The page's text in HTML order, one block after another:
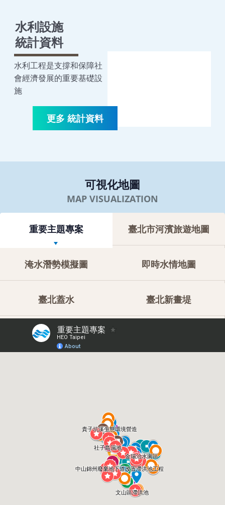
水利設施
統計資料
水利工程是支撐和保障社
會經濟發展的重要基礎設
施
可視化地圖
重要主題專案 臺北市河濱旅遊地圖
淹水潛勢模擬圖 即時水情地圖
臺北蓋水 臺北新畫堤